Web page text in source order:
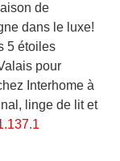
de
dans le luxe!
5 étoiles
pour
Interhome à
linge de lit et